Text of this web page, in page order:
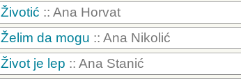
Životić :: Ana Horvat
Želim da mogu :: Ana Nikolić
Život je lep :: Ana Stanić